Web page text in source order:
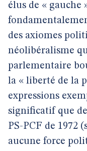
élus de « gauche
des axiomes
néolibéralisme
parlementaire
la « liberté de la
expressions
significatif que
PS-PCF de 1972
aucune force